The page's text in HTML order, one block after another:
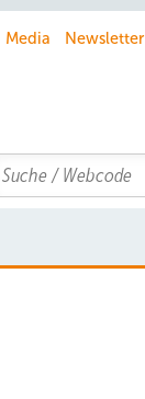
Media Newsletter
Search